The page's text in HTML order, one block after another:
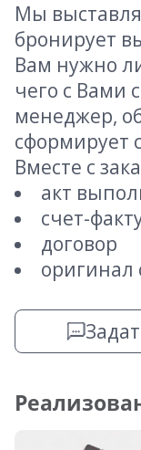
Мы
бронирует
Вам нужно
чего с Вами
менеджер,
сформирует
Вместе с
акт
счет-
договор
оригинал